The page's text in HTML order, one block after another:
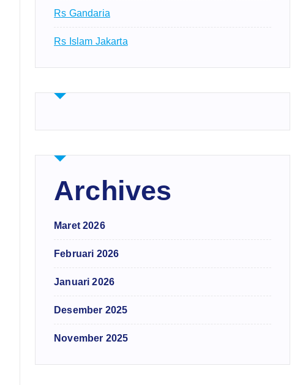
Rs Gandaria
Rs Islam Jakarta
Archives
Maret 2026
Februari 2026
Januari 2026
Desember 2025
November 2025